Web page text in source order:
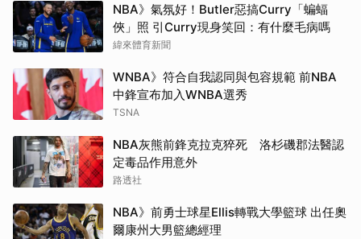
NBA》氣氛好！Butler惡搞Curry「蝙蝠
俠」照 引Curry現身笑回：有什麼毛病嗎
緯來體育新聞
WNBA》符合自我認同與包容規範 前NBA
中鋒宣布加入WNBA選秀
TSNA
NBA灰熊前鋒克拉克猝死 洛杉磯郡法醫認
定毒品作用意外
路透社
NBA》前勇士球星Ellis轉戰大學籃球 出任奧
爾康州大男籃總經理